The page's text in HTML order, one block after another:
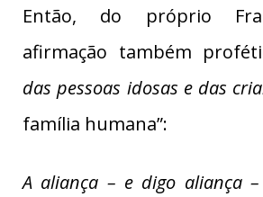
Então, do próprio
afirmação também
das pessoas idosas e das
família humana”:
A aliança – e digo aliança